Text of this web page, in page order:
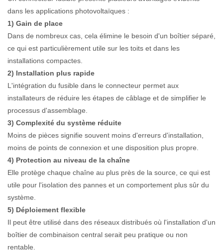
dans les applications photovoltaïques :
1) Gain de place
Dans de nombreux cas, cela élimine le besoin d'un boîtier séparé,
ce qui est particulièrement utile sur les toits et dans les
installations compactes.
2) Installation plus rapide
L'intégration du fusible dans le connecteur permet aux
installateurs de réduire les étapes de câblage et de simplifier le
processus d'assemblage.
3) Complexité du système réduite
Moins de pièces signifie souvent moins d'erreurs d'installation,
moins de points de connexion et une disposition plus propre.
4) Protection au niveau de la chaîne
Elle protège chaque chaîne au plus près de la source, ce qui est
utile pour l'isolation des pannes et un comportement plus sûr du
système.
5) Déploiement flexible
Il peut être utilisé dans des réseaux distribués où l'installation d'un
boîtier de combinaison central serait peu pratique ou non
rentable.